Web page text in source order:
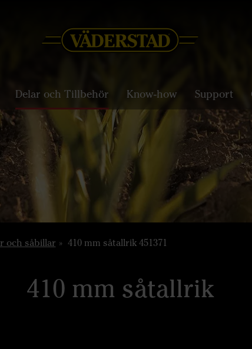
Delar och Tillbehör Know-how Support
och såbillar 410 mm såtallrik 451371
410 mm såtallrik